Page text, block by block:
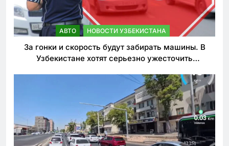
АВТО НОВОСТИ УЗБЕКИСТАНА
За гонки и скорость будут забирать машины. В
Узбекистане хотят серьезно ужесточить